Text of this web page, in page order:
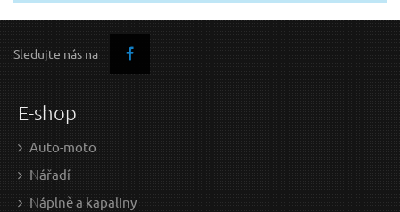
Sledujte nás na
E-shop
Auto-moto
Nářadí
Náplně a kapaliny